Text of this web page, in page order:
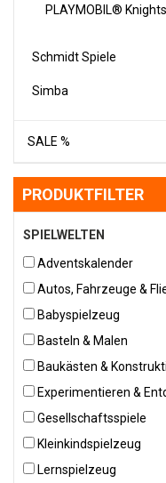
PLAYMOBIL® Knights
Schmidt Spiele
Simba
SALE %
PRODUKTFILTER
SPIELWELTEN
Adventskalender
Autos, Fahrzeuge &
Babyspielzeug
Basteln & Malen
Baukästen &
Experimentieren &
Gesellschaftsspiele
Kleinkindspielzeug
Lernspielzeug